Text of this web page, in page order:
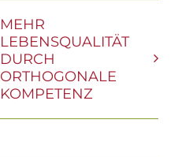
MEHR
LEBENSQUALITÄT
DURCH
ORTHOGONALE
KOMPETENZ